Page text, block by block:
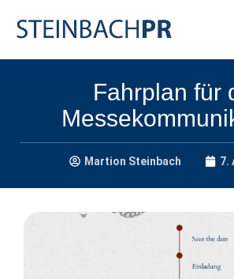
Fahrplan für
Martion Steinbach 7.